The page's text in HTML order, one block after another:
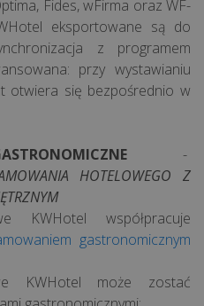
Fides, wFirma oraz WF-
eksportowane są do
z programem
przy wystawianiu
otwiera się bezpośrednio w
-
HOTELOWEGO Z
KWHotel współpracuje
gastronomicznym
KWHotel może zostać